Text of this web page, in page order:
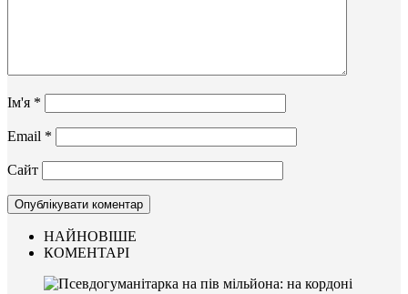
Ім'я *
Email *
Сайт
НАЙНОВІШЕ
КОМЕНТАРІ